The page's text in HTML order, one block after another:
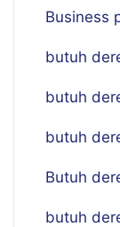
Business
butuh
butuh
butuh
Butuh
butuh